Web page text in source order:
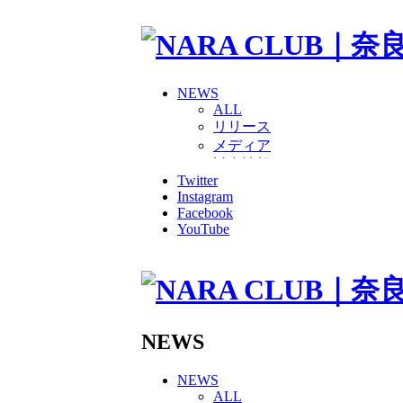
NEWS
ALL
リリース
メディア
グッズ
ファンコミュニティ
普及・育成
ホームタウン
その他
TEAM
チアダンススクール
Twitter
Instagram
Facebook
YouTube
NEWS
NEWS
ALL